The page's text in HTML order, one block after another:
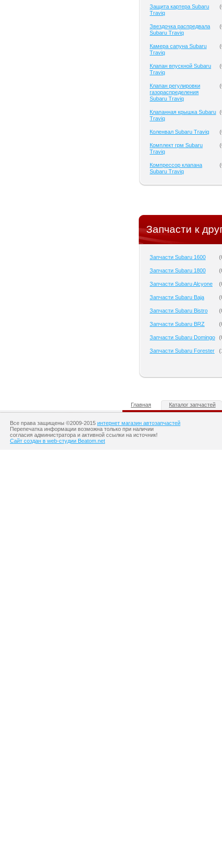
Защита картера Subaru
Traviq
(
Звездочка распредвала
Subaru Traviq
(
Камера сапуна Subaru
Traviq
(
Клапан впускной Subaru
Traviq
(
Клапан регулировки
газораспределения
Subaru Traviq
(
Клапанная крышка Subaru
Traviq
(
Коленвал Subaru Traviq (
Комплект грм Subaru
Traviq
(
Компрессор клапана
Subaru Traviq
(
Запчасти к
Запчасти Subaru 1600 (
Запчасти Subaru 1800 (
Запчасти Subaru Alcyone (
Запчасти Subaru Baja (
Запчасти Subaru Bistro (
Запчасти Subaru BRZ (
Запчасти Subaru Domingo (
Запчасти Subaru Forester (
Главная Каталог запчастей
Все права защищены ©2009-2015 интернет магазин автозапчастей
Перепечатка информации возможна только при наличии
согласия администратора и активной ссылки на источник!
Сайт создан в web-студии Beatom.net